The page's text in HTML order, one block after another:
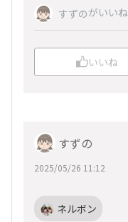
すずのがいいね
いいね
すずの
2025/05/26 11:12
ネルボン